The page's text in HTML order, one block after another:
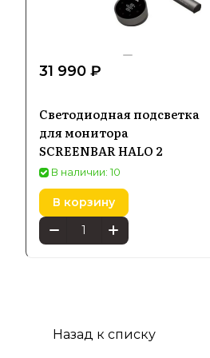
31 990 ₽
Светодиодная подсветка
для монитора
SCREENBAR HALO 2
В наличии: 10
В корзину
Назад к списку